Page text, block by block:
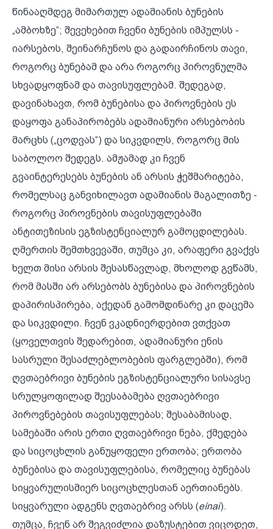
წინააღმდეგ მიმართულ ადამიანის ბუნების
„ამბოხზე“; შევეხებით ჩვენი ბუნების იმპულსს -
იარსებოს, შეინარჩუნოს და გადაირჩინოს თავი,
როგორც ბუნებამ და არა როგორც პიროვნულმა
სხვადყოფნამ და თავისუფლებამ. შედეგად,
დავინახავთ, რომ ბუნებისა და პიროვნების ეს
დაყოფა განაპირობებს ადამიანური არსებობის
მარცხს („ცოდვას“) და სიკვდილს, როგორც მის
საბოლოო შედეგს. ამჟამად კი ჩვენ
გვაინტერესებს ბუნების ან არსის ჭეშმარიტება,
რომელსაც განვიხილავთ ადამიანის მაგალითზე -
როგორც პიროვნების თავისუფლებაში
ანტითეზისის ეგზისტენციალურ გამოცდილებას.
ღმერთის შემთხვევაში, თუმცა კი, არაფერი გვაქვს
ხელთ მისი არსის შესასწავლად, მხოლოდ გვწამს,
რომ მასში არ არსებობს ბუნებისა და პიროვნების
დაპირისპირება, აქედან გამომდინარე კი დაცემა
და სიკვდილი. ჩვენ ვკადნიერდებით ვთქვათ
(ყოველთვის შედარებით, ადამიანური ენის
სასრული შესაძლებლობების ფარგლებში), რომ
ღვთაებრივი ბუნების ეგზისტენციალური სისავსე
სრულყოფილად შეესაბამება ღვთაებრივი
პიროვნებების თავისუფლებას; შესაბამისად,
სამებაში არის ერთი ღვთაებრივი ნება, ქმედება
და სიცოცხლის განუყოფელი ერთობა; ერთობა
ბუნებისა და თავისუფლებისა, რომელიც ბუნებას
სიყვარულისმიერ სიცოცხლესთან აერთიანებს.
სიყვარული ადგენს ღვთაებრივ არსს (eínai).
თუმცა, ჩვენ არ შეგვიძლია დაზუსტებით ვიცოდეთ,